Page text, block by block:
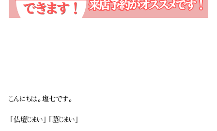
こんにちは。塩七です。
「仏壇じまい」「墓じまい」